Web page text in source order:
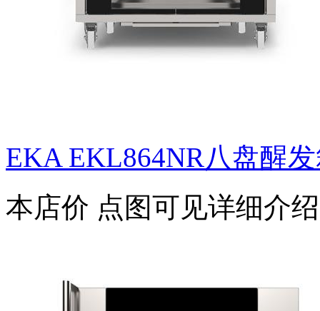
EKA EKL864NR八盘醒
本店价 点图可见详细介绍